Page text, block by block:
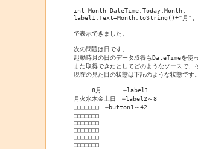
int Month=DateTime.Today.Month;
label1.Text=Month.toString()+"月";
で表示できました。
次の問題は日です。
起動時月の日のデータ取得もDateTimeを使
また取得できたとしてどのようなソースで
現在の見た目の状態は下記のような状態です
8月　　　 ←label1
月火水木金土日　←label2～8
□□□□□□□　←button1～42
□□□□□□□
□□□□□□□
□□□□□□□
□□□□□□□
□□□□□□□